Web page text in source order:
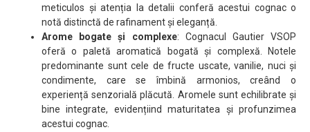
meticulos și atenția la detalii conferă acestui cognac o
notă distinctă de rafinament și eleganță.
Arome bogate și complexe: Cognacul Gautier VSOP
oferă o paletă aromatică bogată și complexă. Notele
predominante sunt cele de fructe uscate, vanilie, nuci și
condimente, care se îmbină armonios, creând o
experiență senzorială plăcută. Aromele sunt echilibrate și
bine integrate, evidențiind maturitatea și profunzimea
acestui cognac.